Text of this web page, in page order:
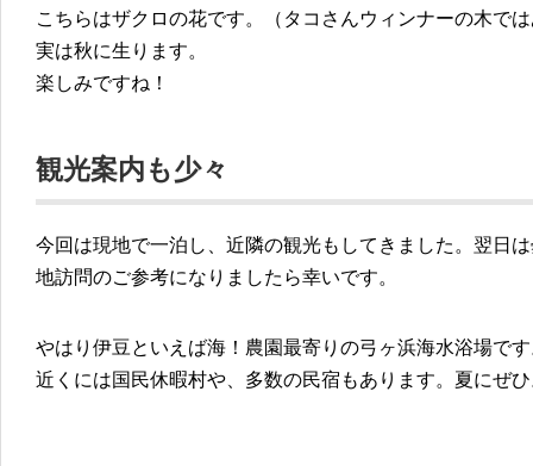
こちらはザクロの花です。（タコさんウィンナーの木で
実は秋に生ります。
楽しみですね！
観光案内も少々
今回は現地で一泊し、近隣の観光もしてきました。翌日
地訪問のご参考になりましたら幸いです。
やはり伊豆といえば海！農園最寄りの弓ヶ浜海水浴場で
近くには国民休暇村や、多数の民宿もあります。夏にぜ